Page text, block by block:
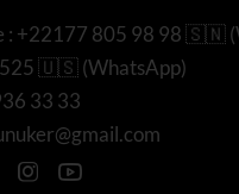
: +22177 805 98 98 🇸🇳
🇺🇸 (WhatsApp)
33 33